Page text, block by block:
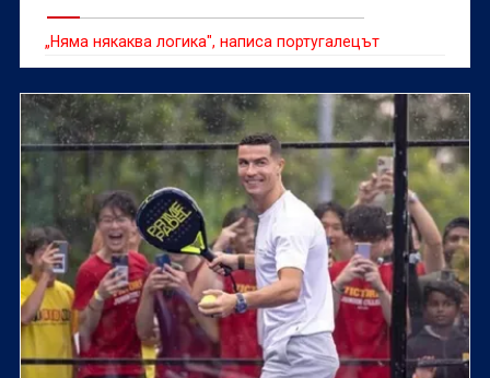
„Няма някаква логика", написа португалецът